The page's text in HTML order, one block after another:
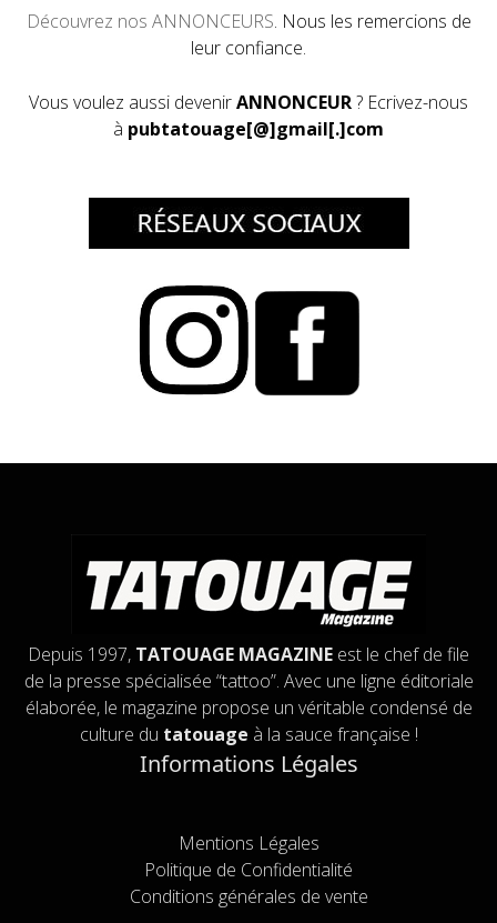
Découvrez nos ANNONCEURS. Nous les remercions de
leur confiance.
Vous voulez aussi devenirANNONCEUR? Ecrivez-nous
à pubtatouage[@]gmail[.]com
Depuis 1997, TATOUAGE MAGAZINE est le chef de file
de la presse spécialisée “tattoo”. Avec une ligne éditoriale
élaborée, le magazine propose un véritable condensé de
culture du tatouage à la sauce française !
Informations Légales
Mentions Légales
Politique de Confidentialité
Conditions générales de vente